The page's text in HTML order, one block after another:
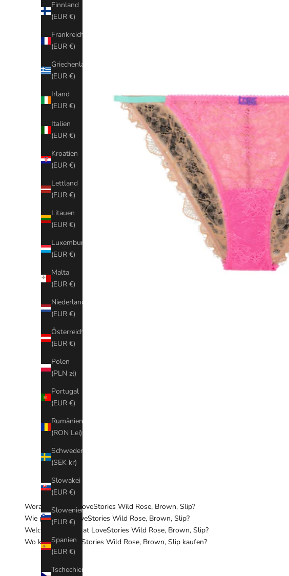
Finnland
(EUR €)
Frankreich
(EUR €)
Griechenland
(EUR €)
Irland
(EUR €)
Italien
(EUR €)
Kroatien
(EUR €)
Lettland
(EUR €)
Litauen
(EUR €)
Luxemburg
(EUR €)
Malta
(EUR €)
Niederlande
(EUR €)
Österreich
(EUR €)
Polen
(PLN zł)
Portugal
(EUR €)
Rumänien
(RON Lei)
Schweden
(SEK kr)
Slowakei
(EUR €)
Slowenien
(EUR €)
Spanien
(EUR €)
Tschechien
Woraus besteht LoveStories Wild Rose, Brown, Slip?
Wie pflege ich LoveStories Wild Rose, Brown, Slip?
Welchen Schnitt hat LoveStories Wild Rose, Brown, Slip?
Wo kann ich LoveStories Wild Rose, Brown, Slip kaufen?